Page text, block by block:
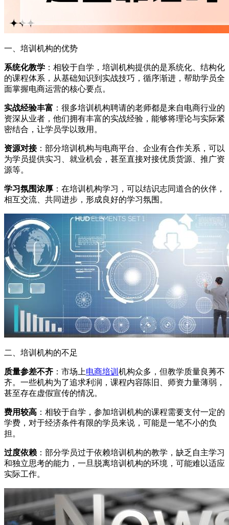
一、培训机构的优势
系统化教学 ：相较于自学，培训机构提供的是系统化、结构化
的课程体系，从基础知识到实战技巧，循序渐进，帮助学员全
面掌握电商运营的核心要点。
实战经验丰富 ：很多培训机构聘请的老师都是来自电商行业的
资深从业者，他们拥有丰富的实战经验，能够将理论与实际紧
密结合，让学员学以致用。
资源对接：部分培训机构与电商平台、企业有合作关系，可以
为学员提供实习、就业机会，甚至直接对接优质货源、推广资
源等。
学习氛围浓厚 ：在培训机构学习，可以结识志同道合的伙伴，
相互交流、共同进步，形成良好的学习氛围。
二、培训机构的不足
质量参差不齐 ：市场上电商培训 机构众多，但教学质量良莠不
齐。一些机构为了追求利润，课程内容陈旧、师资力量薄弱，
甚至存在虚假宣传的情况。
费用较高 ：相较于自学，参加培训机构的课程需要支付一定的
学费，对于经济条件有限的学员来说，可能是一笔不小的负
担。
过度依赖 ：部分学员过于依赖培训机构的教学，缺乏自主学习
和独立思考的能力，一旦脱离培训机构的环境，可能难以适应
实际工作。